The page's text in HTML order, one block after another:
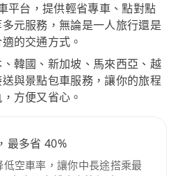
台，提供輕省專車、點對點
元服務，無論是一人旅行還是
的交通方式。
韓國、新加坡、馬來西亞、越
與景點包車服務，讓你的旅程
方便又省心。
最多省 40%
低空車率，讓你中長途搭乘最